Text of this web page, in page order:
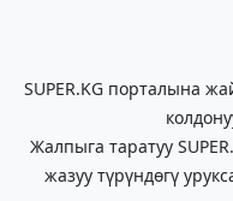
SUPER.KG порталына
Жалпыга таратуу
жазуу түрүндөгү